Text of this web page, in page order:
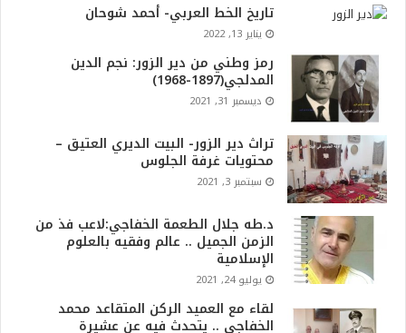
تاريخ الخط العربي- أحمد شوحان
يناير 13, 2022
رمز وطني من دير الزور: نجم الدين
المدلجي(1897-1968)
ديسمبر 31, 2021
تراث دير الزور- البيت الديري العتيق –
محتويات غرفة الجلوس
سبتمبر 3, 2021
د.طه جلال الطعمة الخفاجي:لاعب فذ من
الزمن الجميل .. عالم وفقيه بالعلوم
الإسلامية
يوليو 24, 2021
لقاء مع العميد الركن المتقاعد محمد
الخفاجي .. يتحدث فيه عن عشيرة